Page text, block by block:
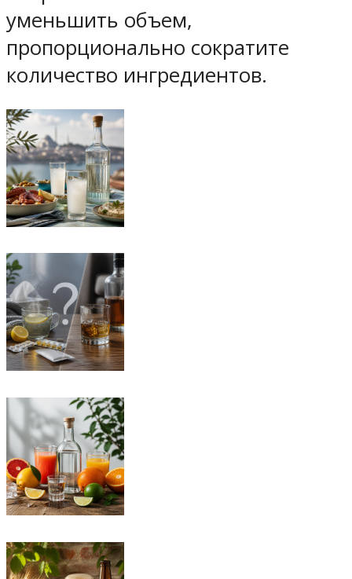
уменьшить объем,
пропорционально сократите
количество ингредиентов.